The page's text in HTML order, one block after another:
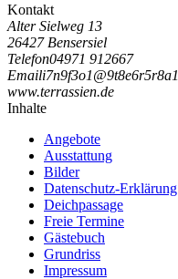
Kontakt
Alter Sielweg 13
26427 Bensersiel
Telefon04971 912667
Emaili7n9f3o1@9t8e6r5r8a1
www.terrassien.de
Inhalte
Angebote
Ausstattung
Bilder
Datenschutz-Erklärung
Deichpassage
Freie Termine
Gästebuch
Grundriss
Impressum